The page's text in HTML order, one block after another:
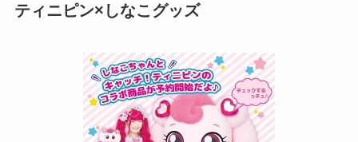
ティニピン×しなこグッズ